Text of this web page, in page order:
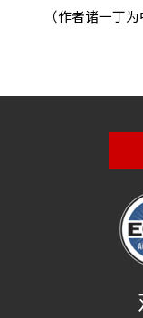
（作者诸一丁